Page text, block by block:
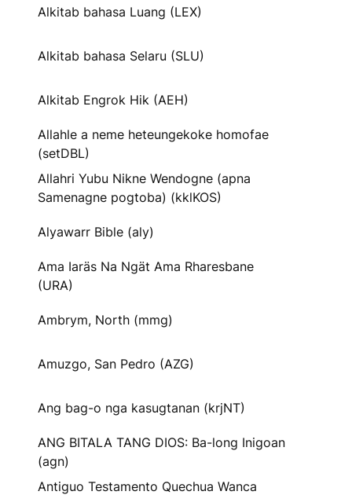
Alkitab bahasa Luang (LEX)
Alkitab bahasa Selaru (SLU)
Alkitab Engrok Hik (AEH)
Allahle a neme heteungekoke homofae
(setDBL)
Allahri Yubu Nikne Wendogne (apna
Samenagne pogtoba) (kklKOS)
Alyawarr Bible (aly)
Ama Iaräs Na Ngät Ama Rharesbane
(URA)
Ambrym, North (mmg)
Amuzgo, San Pedro (AZG)
Ang bag-o nga kasugtanan (krjNT)
ANG BITALA TANG DIOS: Ba-long Inigoan
(agn)
Antiguo Testamento Quechua Wanca